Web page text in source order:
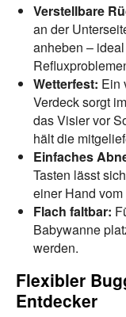
Verstellbare
an der
anheben –
Wetterfest: Ein
Verdeck sorgt
das Visier vor
hält die
Einfaches
Tasten lässt
einer Hand
Flach faltbar:
Babywanne
werden.
Flexibler
Entdecker